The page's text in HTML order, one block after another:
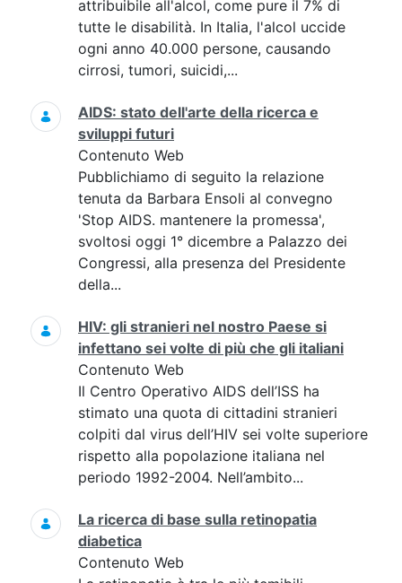
attribuibile all'alcol, come pure il 7% di
tutte le disabilità. In Italia, l'alcol uccide
ogni anno 40.000 persone, causando
cirrosi, tumori, suicidi,...
AIDS: stato dell'arte della ricerca e
sviluppi futuri
Contenuto Web
Pubblichiamo di seguito la relazione
tenuta da Barbara Ensoli al convegno
'Stop AIDS. mantenere la promessa',
svoltosi oggi 1° dicembre a Palazzo dei
Congressi, alla presenza del Presidente
della...
HIV: gli stranieri nel nostro Paese si
infettano sei volte di più che gli italiani
Contenuto Web
Il Centro Operativo AIDS dell’ISS ha
stimato una quota di cittadini stranieri
colpiti dal virus dell’HIV sei volte superiore
rispetto alla popolazione italiana nel
periodo 1992-2004. Nell’ambito...
La ricerca di base sulla retinopatia
diabetica
Contenuto Web